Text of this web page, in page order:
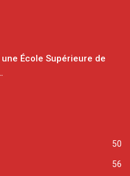
École Supérieure de
50
56